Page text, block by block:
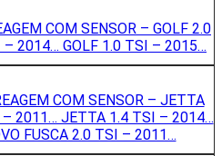
COM SENSOR – GOLF 2.0
2014… GOLF 1.0 TSI – 2015…
COM SENSOR – JETTA
2011… JETTA 1.4 TSI – 2014…
FUSCA 2.0 TSI – 2011…